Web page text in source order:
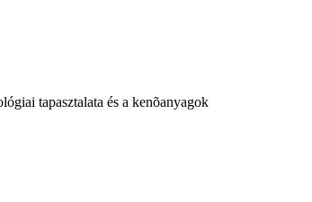
tapasztalata és a kenõanyagok